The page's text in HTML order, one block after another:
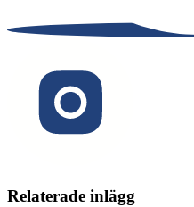
Relaterade inlägg